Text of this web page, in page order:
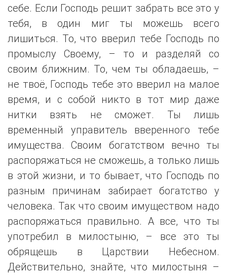
себе. Если Господь решит забрать все это у
тебя, в один миг ты можешь всего
лишиться. То, что вверил тебе Господь по
промыслу Своему, – то и разделяй со
своим ближним. То, чем ты обладаешь, –
не твоё, Господь тебе это вверил на малое
время, и с собой никто в тот мир даже
нитки взять не сможет. Ты лишь
временный управитель вверенного тебе
имущества. Своим богатством вечно ты
распоряжаться не сможешь, а только лишь
в этой жизни, и то бывает, что Господь по
разным причинам забирает богатство у
человека. Так что своим имуществом надо
распоряжаться правильно. А все, что ты
употребил в милостыню, – все это ты
обрящешь в Царствии Небесном.
Действительно, знайте, что милостыня –